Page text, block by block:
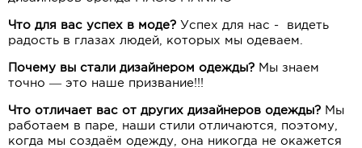
Что для вас успех в моде? Успех для нас - видеть
радость в глазах людей, которых мы одеваем.
Почему вы стали дизайнером одежды? Мы знаем
точно — это наше призвание!!!
Что отличает вас от других дизайнеров одежды? Мы
работаем в паре, наши стили отличаются, поэтому,
когда мы создаём одежду, она никогда не окажется